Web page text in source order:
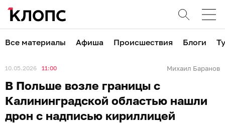
Все материалы Афиша Происшествия Блоги
10.05.2026 11:00 Михаил Баранов
В Польше возле границы с
Калининградской областью нашли
дрон с надписью кириллицей